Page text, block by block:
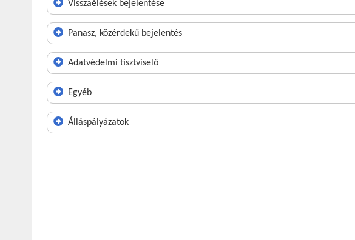
Visszaélések bejelentése
Panasz, közérdekű bejelentés
Adatvédelmi tisztviselő
Egyéb
Álláspályázatok